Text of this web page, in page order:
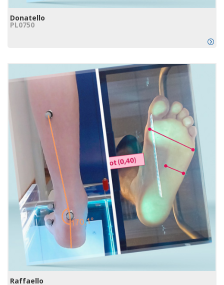
Donatello
PL0750
Raffaello